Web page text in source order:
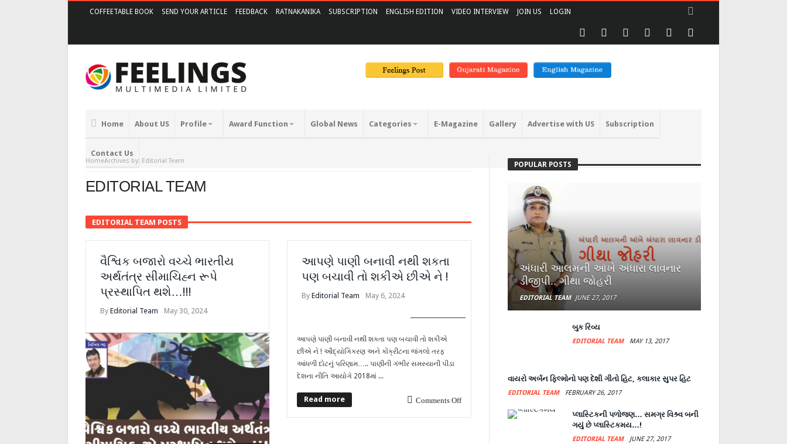
COFFEETABLE BOOK SEND YOUR ARTICLE FEEDBACK RATNAKANIKA SUBSCRIPTION ENGLISH EDITION VIDEO INTERVIEW JOIN US LOGIN
Home About US Profile Award Function Global News Categories E-Magazine Gallery Advertise with US Subscription
Contact Us
HomeArchives by: Editorial Team
EDITORIAL TEAM
EDITORIAL TEAM POSTS
વૈશ્વિક બજારો વચ્ચે ભારતીય
અર્થતંત્ર સીમાચિહ્ન રૂપે
પ્રસ્થાપિત થશે…!!!
By Editorial Team May 30, 2024
આપણે પાણી બનાવી નથી શકતા
પણ બચાવી તો શકીએ છીએ ને !
ByEditorial Team May 6, 2024
આપણે પાણી બનાવી નથી શકતા પણ બચાવી તો શકીએ
છીએ ને ! ઔદ્યોગિકરણ અને કોંક્રીટના જંગલો તરફ
આંધળી દોટનું પરિણામ….. પાણીની ગંભીર સમસ્યાની પીડા
દેશના નીતિ આયોગે 2018માં ...
Read more Comments Off
POPULAR POSTS
અંધારી આલમની આંખે અંધારા લાવનાર
ડીજીપી.. ગીથા જોહરી
EDITORIAL TEAM JUNE 27, 2017
બુક રિવ્ય
EDITORIAL TEAM MAY 13, 2017
વાયરો અર્બન ફિલ્મોનો પણ દેશી ગીતો હિટ, કલાકાર સુપર હિટ
EDITORIAL TEAM FEBRUARY 26, 2017
પ્લાસ્ટિકની પળોજણ… સમગ્ર વિશ્ર્વ બની
ગયું છે પ્લાસ્ટિકમય…!
EDITORIAL TEAM JUNE 27, 2017